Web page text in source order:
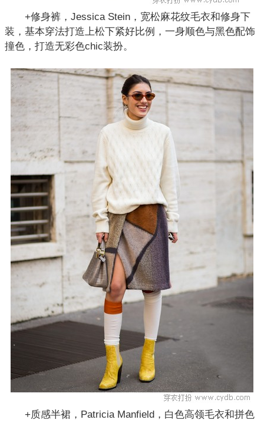
+修身裤，Jessica Stein，宽松麻花纹毛衣和修身下
装，基本穿法打造上松下紧好比例，一身顺色与黑色配饰
撞色，打造无彩色chic装扮。
+质感半裙，Patricia Manfield，白色高领毛衣和拼色